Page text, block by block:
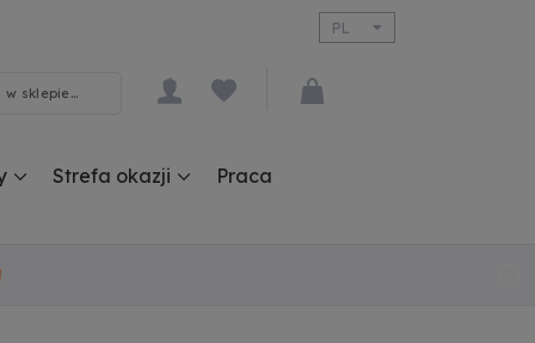
PL
Strefa okazji Praca